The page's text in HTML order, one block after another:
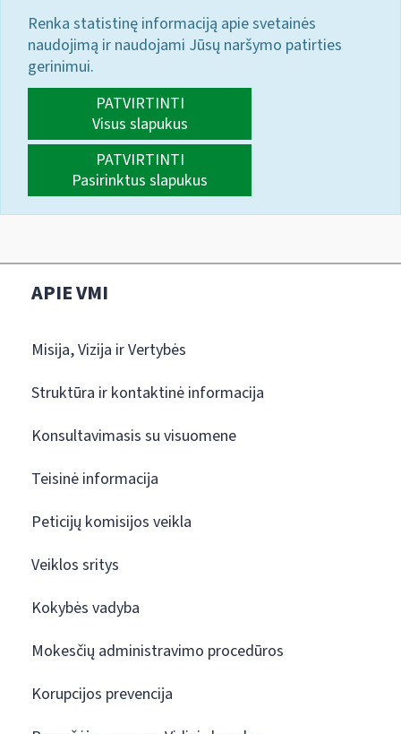
Renka statistinę informaciją apie svetainės
naudojimą ir naudojami Jūsų naršymo patirties
gerinimui.
PATVIRTINTI
Visus slapukus
PATVIRTINTI
Pasirinktus slapukus
APIE VMI
Misija, Vizija ir Vertybės
Struktūra ir kontaktinė informacija
Konsultavimasis su visuomene
Teisinė informacija
Peticijų komisijos veikla
Veiklos sritys
Kokybės vadyba
Mokesčių administravimo procedūros
Korupcijos prevencija